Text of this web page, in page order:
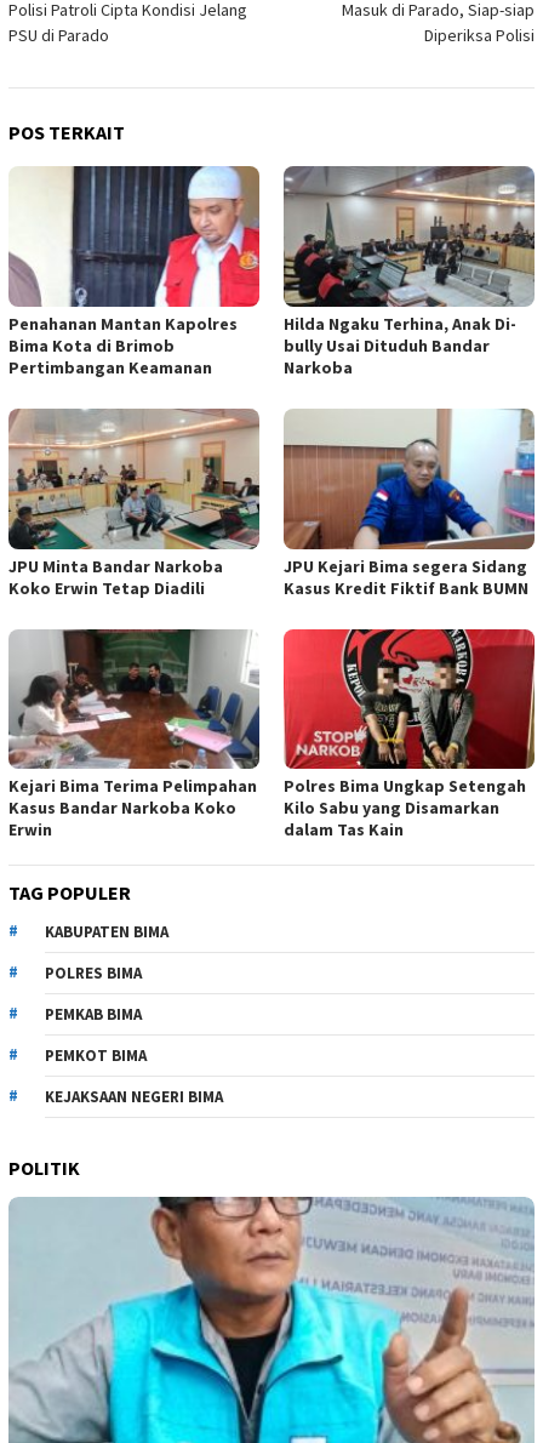
pos
Polisi Patroli Cipta Kondisi Jelang
PSU di Parado
Masuk di Parado, Siap-siap
Diperiksa Polisi
POS TERKAIT
Penahanan Mantan Kapolres
Bima Kota di Brimob
Pertimbangan Keamanan
Hilda Ngaku Terhina, Anak Di-
bully Usai Dituduh Bandar
Narkoba
JPU Minta Bandar Narkoba
Koko Erwin Tetap Diadili
JPU Kejari Bima segera Sidang
Kasus Kredit Fiktif Bank BUMN
Kejari Bima Terima Pelimpahan
Kasus Bandar Narkoba Koko
Erwin
Polres Bima Ungkap Setengah
Kilo Sabu yang Disamarkan
dalam Tas Kain
TAG POPULER
KABUPATEN BIMA
POLRES BIMA
PEMKAB BIMA
PEMKOT BIMA
KEJAKSAAN NEGERI BIMA
POLITIK